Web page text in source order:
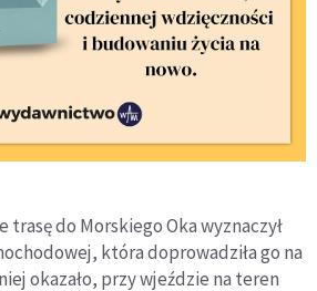
trasę do Morskiego Oka wyznaczył
która doprowadziła go na
okazało, przy wjeździe na teren